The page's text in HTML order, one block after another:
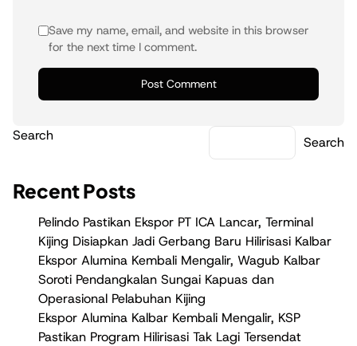
Save my name, email, and website in this browser
for the next time I comment.
Search Search
Recent Posts
Pelindo Pastikan Ekspor PT ICA Lancar, Terminal
Kijing Disiapkan Jadi Gerbang Baru Hilirisasi Kalbar
Ekspor Alumina Kembali Mengalir, Wagub Kalbar
Soroti Pendangkalan Sungai Kapuas dan
Operasional Pelabuhan Kijing
Ekspor Alumina Kalbar Kembali Mengalir, KSP
Pastikan Program Hilirisasi Tak Lagi Tersendat